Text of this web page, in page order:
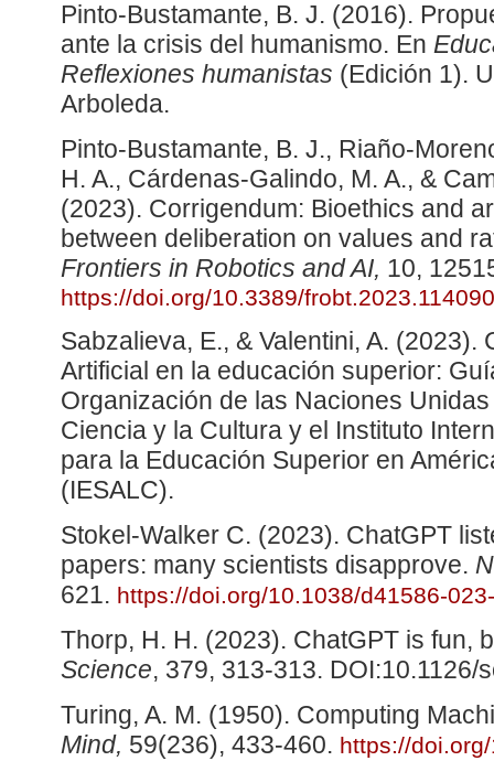
Pinto-Bustamante, B. J. (2016).
ante la crisis del humanismo. En
Reflexiones humanistas (Edición 1).
Arboleda.
Pinto-Bustamante, B. J., Riaño-
H. A., Cárdenas-Galindo, M. A., &
(2023). Corrigendum: Bioethics and
between deliberation on values and
Frontiers in Robotics and AI, 10,
https://doi.org/10.3389/
Sabzalieva, E., & Valentini, A. (2023).
Artificial en la educación superior:
Organización de las Naciones
Ciencia y la Cultura y el Instituto
para la Educación Superior en
(IESALC).
Stokel-Walker C. (2023). ChatGPT
papers: many scientists disapprove.
621. https://doi.org/10.1038/d41586-
Thorp, H. H. (2023). ChatGPT is fun,
Science, 379, 313-313. DOI:10.1126/
Turing, A. M. (1950). Computing
Mind, 59(236), 433-460. https://